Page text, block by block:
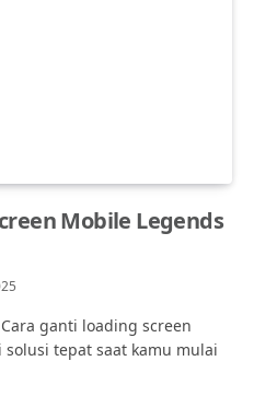
Mobile Legends
Cara ganti loading screen
tepat saat kamu mulai